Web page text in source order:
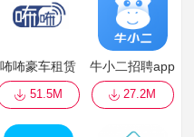
咘咘豪车租赁
51.5M
牛小二招聘app
27.2M